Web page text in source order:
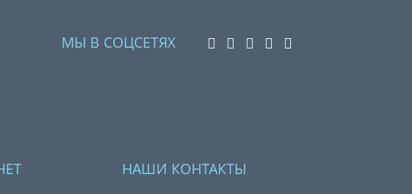
МЫ В СОЦСЕТЯХ
НАШИ КОНТАКТЫ